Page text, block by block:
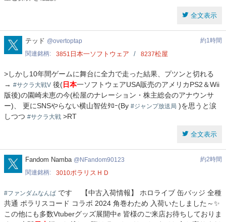
全文表示
overtoptap
テッド overtoptap
約1時間
関連銘柄
3851 日本一ソフトウェア 8237松屋
>しかし10年間ゲームに舞台に全力で走った結果、プツンと切れる
→ #サクラ大戦V 後(日本一ソフトウェアUSA販売のアメリカPS2＆Wii
版後)の園崎未恵の今(松屋のナレーション・株主総会のアナウンサ
ー)、 更にSNSやらない横山智佐ﾀﾛｰ(By #ジャンプ放送局 )を思うと涙
しつつ #サクラ大戦 >RT
全文表示
NFandom90123
Fandom Namba NFandom90123
約2時間
関連銘柄
3010ポラリスＨＤ
#ファンダムなんば です 【中古入荷情報】 ホロライブ 缶バッジ 全種
共通 ポラリスコード コラボ 2024 角巻わため 入荷いたしました～✨
この他にも多数Vtuberグッズ展開中✊ 皆様のご来店お待ちしておりま